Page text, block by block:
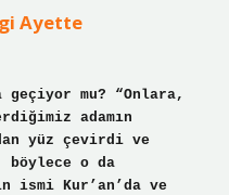
Ayette
geçiyor mu? “Onlara,
adamın
yüz çevirdi ve
o da
ismi Kur’an’da ve